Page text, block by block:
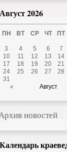
Август 2026
ПН ВТ СР ЧТ ПТ
3
4 5 6 7
10
11 12 13 14
17
18 19 20 21
24
25 26 27 28
31
«
Август
новостей
Календарь